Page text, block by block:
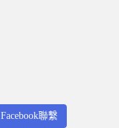
Facebook聯繫